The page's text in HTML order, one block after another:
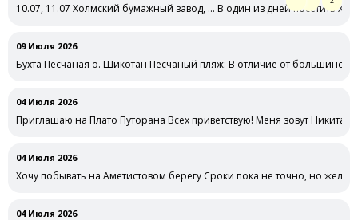
10.07, 11.07 Холмский бумажный завод, … В один из дней посетить
09 Июля 2026
Бухта Песчаная о. Шикотан Песчаный пляж: В отличие от большинства
04 Июля 2026
Приглашаю на Плато Путорана Всех приветствую! Меня зовут
04 Июля 2026
Хочу побывать на Аметистовом берегу Сроки пока не точно, но
04 Июля 2026